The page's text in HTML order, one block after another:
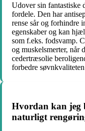
Udover sin fantastiske
fordele. Den har
rense sår og forhindre
egenskaber og kan
som f.eks. fodsvamp.
og muskelsmerter, når
cedertræsolie
forbedre
Hvordan kan jeg
naturligt